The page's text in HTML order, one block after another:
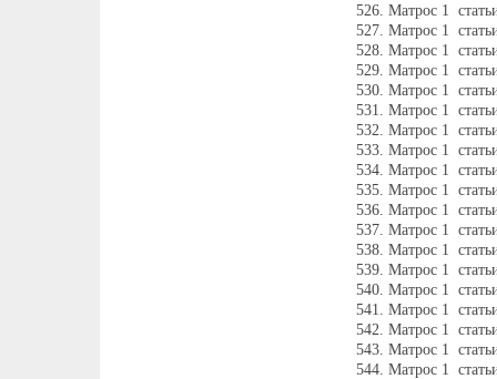
Матрос 1
Матрос 1
Матрос 1
Матрос 1
Матрос 1
Матрос 1
Матрос 1
Матрос 1
Матрос 1
Матрос 1
Матрос 1
Матрос 1
Матрос 1
Матрос 1
Матрос 1
Матрос 1
Матрос 1
Матрос 1
Матрос 1